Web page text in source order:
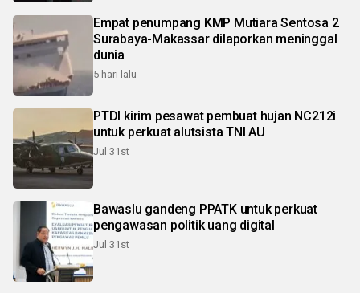
Empat penumpang KMP Mutiara Sentosa 2
Surabaya-Makassar dilaporkan meninggal
dunia
5 hari lalu
PTDI kirim pesawat pembuat hujan NC212i
untuk perkuat alutsista TNI AU
Jul 31st
Bawaslu gandeng PPATK untuk perkuat
pengawasan politik uang digital
Jul 31st